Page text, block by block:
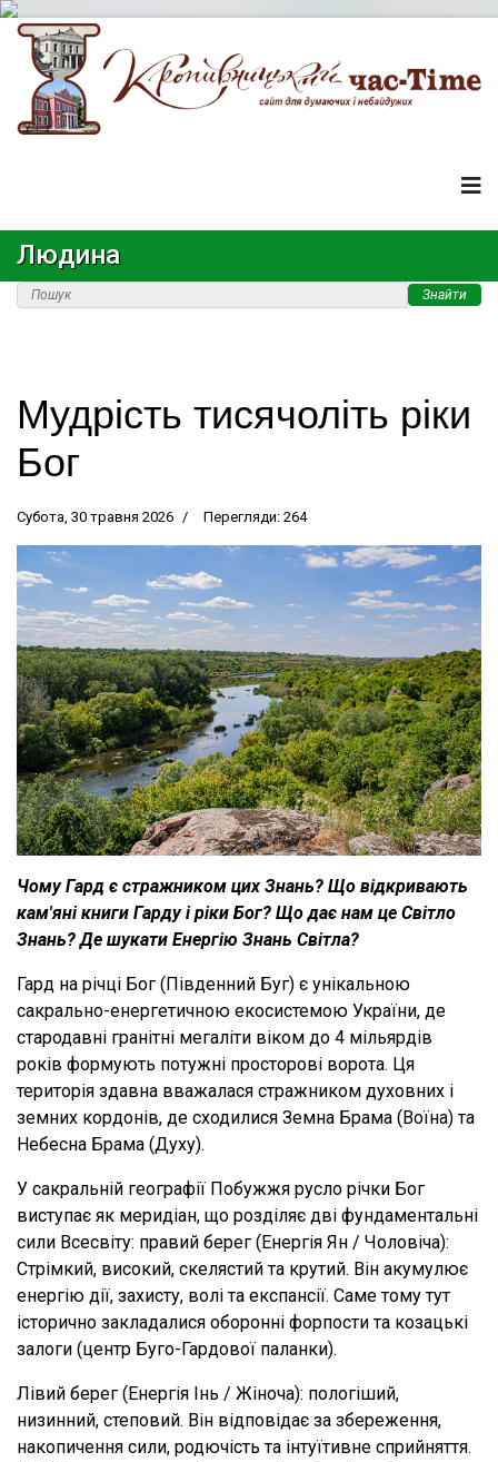
Людина
Знайти
Мудрість тисячоліть ріки
Бог
Субота, 30 травня 2026 Перегляди: 264
Чому Гард є стражником цих Знань? Що відкривають
кам'яні книги Гарду і ріки Бог? Що дає нам це Світло
Знань? Де шукати Енергію Знань Світла?
Гард на річці Бог (Південний Буг) є унікальною
сакрально-енергетичною екосистемою України, де
стародавні гранітні мегаліти віком до 4 мільярдів
років формують потужні просторові ворота. Ця
територія здавна вважалася стражником духовних і
земних кордонів, де сходилися Земна Брама (Воїна) та
Небесна Брама (Духу).
У сакральній географії Побужжя русло річки Бог
виступає як меридіан, що розділяє дві фундаментальні
сили Всесвіту: правий берег (Енергія Ян / Чоловіча):
Стрімкий, високий, скелястий та крутий. Він акумулює
енергію дії, захисту, волі та експансії. Саме тому тут
історично закладалися оборонні форпости та козацькі
залоги (центр Буго-Гардової паланки).
Лівий берег (Енергія Інь / Жіноча): пологіший,
низинний, степовий. Він відповідає за збереження,
накопичення сили, родючість та інтуїтивне сприйняття.